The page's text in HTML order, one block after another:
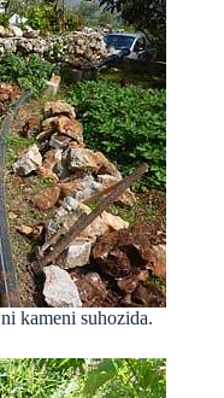
kameni suhozida.